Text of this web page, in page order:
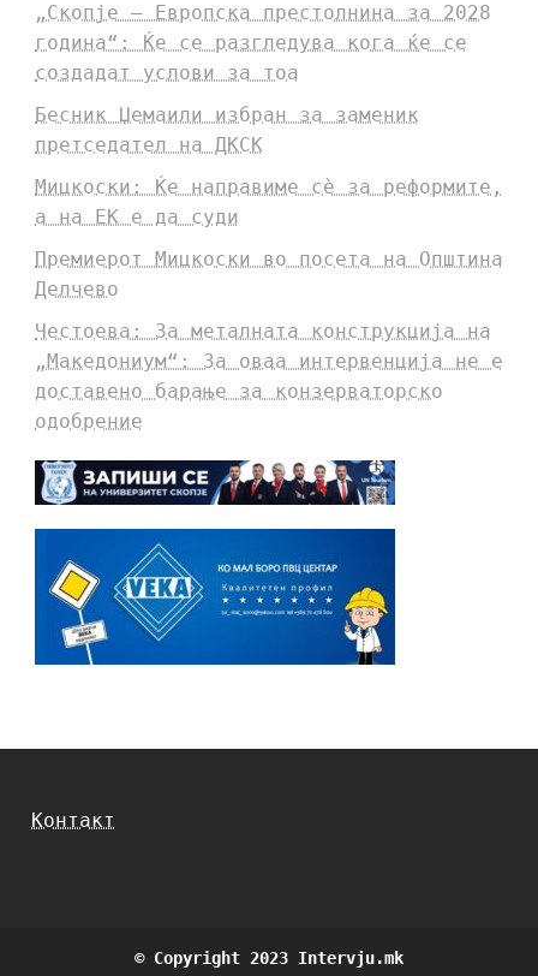
„Скопје – Европска престолнина за 2028
година“: Ќе се разгледува кога ќе се
создадат услови за тоа
Бесник Џемаили избран за заменик
претседател на ДКСК
Мицкоски: Ќе направиме сè за реформите,
а на ЕК е да суди
Премиерот Мицкоски во посета на Општина
Делчево
Честоева: За металната конструкција на
„Македониум“: За оваа интервенција не е
доставено барање за конзерваторско
одобрение
Контакт
© Copyright 2023 Intervju.mk